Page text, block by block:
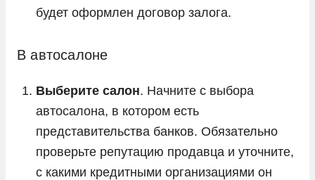
будет оформлен договор залога.
В автосалоне
Выберите салон. Начните с выбора
автосалона, в котором есть
представительства банков. Обязательно
проверьте репутацию продавца и уточните,
с какими кредитными организациями он